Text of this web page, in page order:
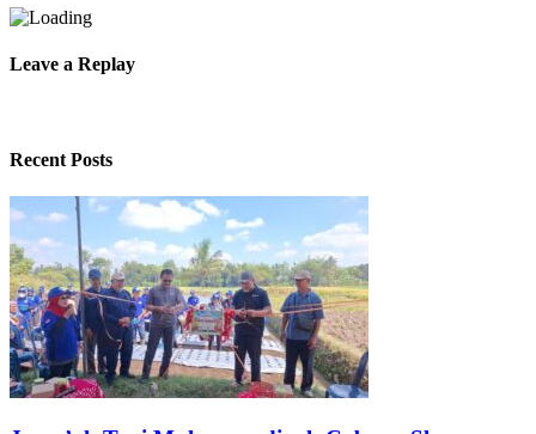
Leave a Replay
Recent Posts